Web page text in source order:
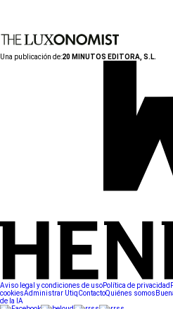
Una publicación de:20 MINUTOS EDITORA, S.L.
Aviso legal y condiciones de usoPolítica de privacidad
cookiesAdministrar UtiqContactoQuiénes somos
de la IA